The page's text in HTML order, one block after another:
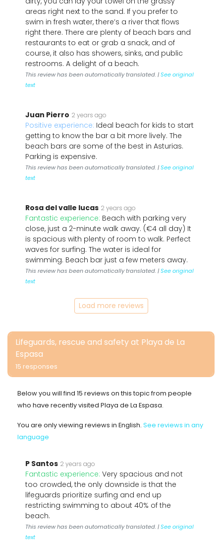
areas right next to the sand. If you prefer to
swim in fresh water, there’s a river that flows
right there. There are plenty of beach bars and
restaurants to eat or grab a snack, and of
course, it also has showers, sinks, and public
restrooms. A delight of a beach.
This review has been automatically translated. |See original
text
Juan Pierro 2 years ago
Positive experience: Ideal beach for kids to start
getting to know the bar a bit more lively. The
beach bars are some of the best in Asturias.
Parking is expensive.
This review has been automatically translated. |See original
text
Rosa del valle lucas 2 years ago
Fantastic experience: Beach with parking very
close, just a 2-minute walk away. (€4 all day) It
is spacious with plenty of room to walk. Perfect
waves for surfing. The water is ideal for
swimming. Beach bar just a few meters away.
This review has been automatically translated. |See original
text
Load more reviews
Lifeguards, rescue and safety at Playa de La
Espasa
15 responses
Below you will find 15 reviews on this topic from people
who have recently visited Playa de La Espasa.
You are only viewing reviews in English. See reviews in any
language
P Santos 2 years ago
Fantastic experience: Very spacious and not
too crowded, the only downside is that the
lifeguards prioritize surfing and end up
restricting swimming to about 40% of the
beach.
This review has been automatically translated. |See original
text